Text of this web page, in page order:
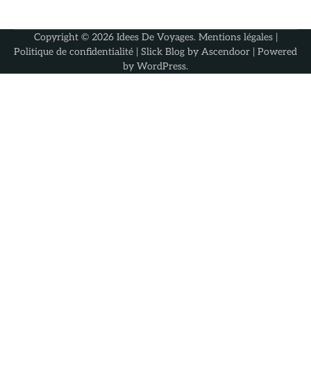
Copyright © 2026 Idees De Voyages. Mentions légales|
Politique de confidentialité | Slick Blog by Ascendoor | Powered
by WordPress.